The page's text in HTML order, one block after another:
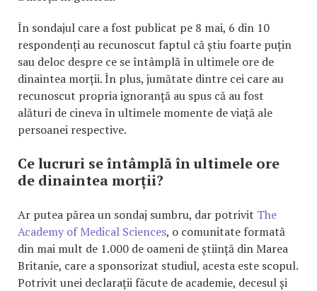
În sondajul care a fost publicat pe 8 mai, 6 din 10
respondenți au recunoscut faptul că știu foarte puțin
sau deloc despre ce se întâmplă în ultimele ore de
dinaintea morții. În plus, jumătate dintre cei care au
recunoscut propria ignoranță au spus că au fost
alături de cineva în ultimele momente de viață ale
persoanei respective.
Ce lucruri se întâmplă în ultimele ore
de dinaintea morții?
Ar putea părea un sondaj sumbru, dar potrivit The
Academy of Medical Sciences, o comunitate formată
din mai mult de 1.000 de oameni de știință din Marea
Britanie, care a sponsorizat studiul, acesta este scopul.
Potrivit unei declarații făcute de academie, decesul și